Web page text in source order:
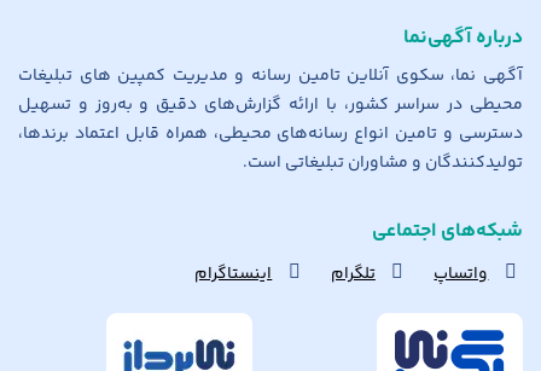
درباره آگهی‌نما
آگهی نما، سکوی آنلاین تامین رسانه و مدیریت کمپین های تبلیغات
محیطی در سراسر کشور، با ارائه گزارش‌های دقیق و به‌روز و تسهیل
دسترسی و تامین انواع رسانه‌های محیطی، همراه قابل اعتماد برندها،
تولیدکنندگان و مشاوران تبلیغاتی است.
شبکه‌های اجتماعی
واتساپ تلگرام اینستاگرام